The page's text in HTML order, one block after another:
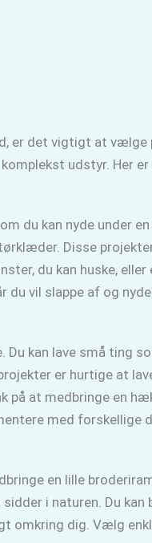
er det vigtigt at
udstyr. Her er
du kan nyde under
Disse
du kan huske,
vil slappe af og nyde
kan lave små ting
er hurtige at
at medbringe en
med forskellige
en lille
i naturen. Du
omkring dig. Vælg